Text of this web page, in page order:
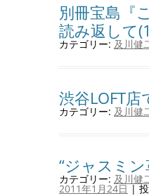
別冊宝島『
読み返して
カテゴリー:及川健
渋谷LOFT
カテゴリー: 及川健
“ジャスミン
カテゴリー: 及川健
2011年1月24日|